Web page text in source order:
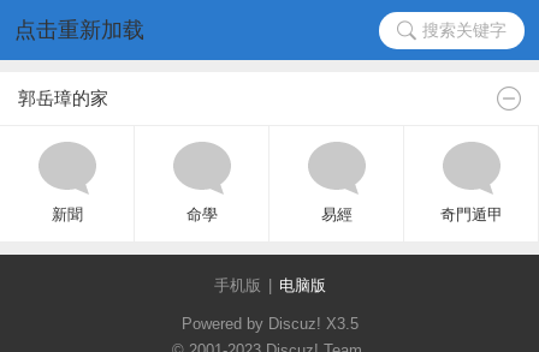
点击重新加载 搜索关键字
郭岳璋的家
新聞 命學 易經 奇門遁甲
手机版 电脑版
Powered by Discuz! X3.5